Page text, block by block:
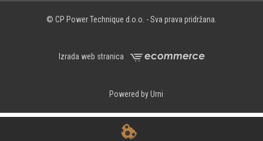
© CP Power Technique d.o.o. - Sva prava pridržana.
Izrada web stranica
Powered by Urni